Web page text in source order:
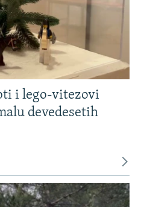
i lego-vitezovi
devedesetih